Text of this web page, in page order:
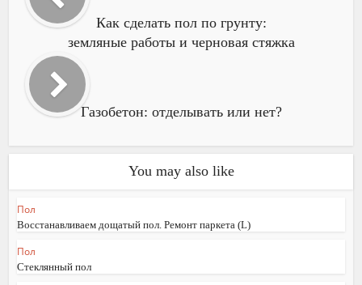
Как сделать пол по грунту:
земляные работы и черновая стяжка
Газобетон: отделывать или нет?
You may also like
Пол
Восстанавливаем дощатый пол. Ремонт паркета (L)
Пол
Стеклянный пол